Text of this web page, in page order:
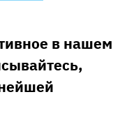
в нашем